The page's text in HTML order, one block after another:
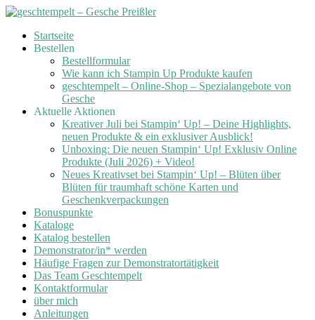
Skip
Startseite
Bestellen
Bestellformular
Wie kann ich Stampin Up Produkte kaufen
geschtempelt – Online-Shop – Spezialangebote von
Gesche
Aktuelle Aktionen
Kreativer Juli bei Stampin‘ Up! – Deine Highlights,
neuen Produkte & ein exklusiver Ausblick!
Unboxing: Die neuen Stampin‘ Up! Exklusiv Online
Produkte (Juli 2026) + Video!
Neues Kreativset bei Stampin‘ Up! – Blüten über
Blüten für traumhaft schöne Karten und
Geschenkverpackungen
Bonuspunkte
Kataloge
Katalog bestellen
Demonstrator/in* werden
Häufige Fragen zur Demonstratortätigkeit
Das Team Geschtempelt
Kontaktformular
über mich
Anleitungen